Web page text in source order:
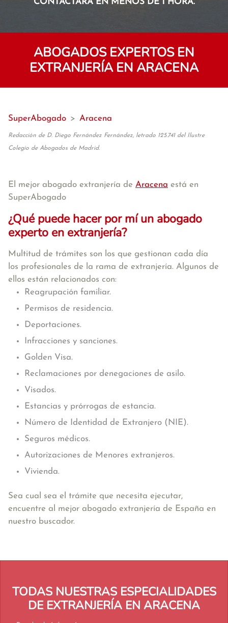
CONTACTARÁ EN MENOS DE 1 HORA.
ABOGADOS EXPERTOS EN
EXTRANJERÍA EN ARACENA
SuperAbogado > Aracena
Redacción de D. Diego Fernández Fernández, letrado 125.741 del Ilustre
Colegio de Abogados de Madrid.
El mejor abogado extranjería de Aracena está en
SuperAbogado
¿Qué puede hacer por mí un abogado
experto en extranjería?
Multitud de trámites son los que gestionan cada día
los profesionales de la rama de extranjería. Algunos de
ellos están relacionados con:
Reagrupación familiar.
Permisos de residencia.
Deportaciones.
Infracciones y sanciones.
Golden Visa.
Reclamaciones por denegaciones de asilo.
Visados.
Estancias y prórrogas de estancia.
Número de Identidad de Extranjero (NIE).
Seguros médicos.
Autorizaciones de Menores extranjeros.
Vivienda.
Sea cual sea el trámite que necesita ejecutar,
encuentre al mejor abogado extranjería de España en
nuestro buscador.
TODAS NUESTRAS ESPECIALIDADES
DE EXTRANJERÍA EN ARACENA